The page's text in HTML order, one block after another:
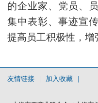
的企业家、党员、
集中表彰、事迹宣
提高员工积极性，增
友情链接 加入收藏